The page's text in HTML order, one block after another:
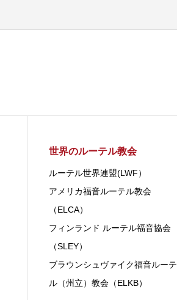
世界のルーテル教会
ルーテル世界連盟(LWF）
アメリカ福音ルーテル教会
（ELCA）
フィンランド ルーテル福音協会
（SLEY）
ブラウンシュヴァイク福音ルーテ
ル（州立）教会（ELKB）